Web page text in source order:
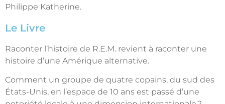
Philippe Katherine.
Le Livre
Raconter l’histoire de R.E.M. revient à raconter une
histoire d’une Amérique alternative.
Comment un groupe de quatre copains, du sud des
États-Unis, en l’espace de 10 ans est passé d’une